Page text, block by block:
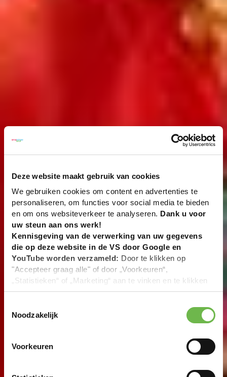
Deze website maakt gebruik van cookies
We gebruiken cookies om content en advertenties te
personaliseren, om functies voor social media te bieden
en om ons websiteverkeer te analyseren. Dank u voor
uw steun aan ons werk!
Kennisgeving van de verwerking van uw gegevens
die op deze website in de VS door Google en
YouTube worden verzameld: Door te klikken op
"Accepteer graag alle" of door „Voorkeuren“,
„Statistieken“ of „Marketing“ aan te vinken en te klikken
op "Selectie handmatig instellen", stemt u er ook mee in
overeenstemming met Art. 49 (1) zin 1 lit. a DSGVO. De
VS zijn door het Europees Hof van Justitie beoordeeld
gegevensbescherming volgens EU-normen. In het
Amerikaanse autoriteiten worden verwerkt voor controle-
Noodzakelijk
Voorkeuren